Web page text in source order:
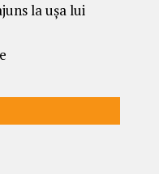
la ușa lui